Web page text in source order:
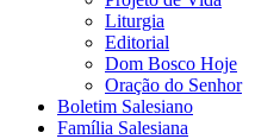
Liturgia
Editorial
Dom Bosco Hoje
Oração do Senhor
Boletim Salesiano
Família Salesiana